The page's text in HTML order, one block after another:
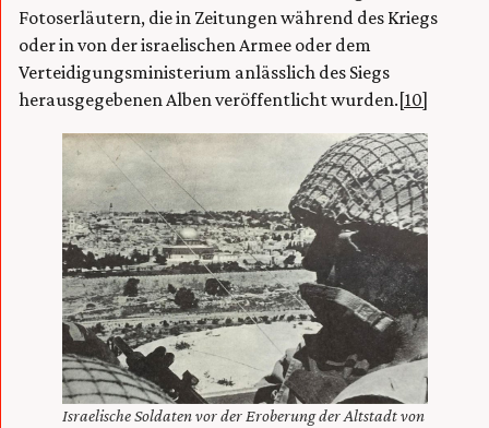
Fotoserläutern, die in Zeitungen während des Kriegs
oder in von der israelischen Armee oder dem
Verteidigungsministerium anlässlich des Siegs
herausgegebenen Alben veröffentlicht wurden. [10]
Israelische Soldaten vor der Eroberung der Altstadt von